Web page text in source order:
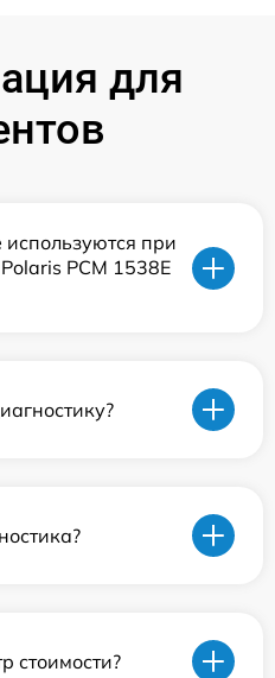
для
при
PCM 1538E
стоимости?